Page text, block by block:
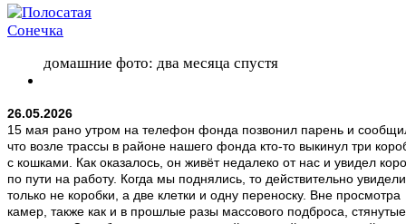
домашние фото: два месяца спустя
26.05.2026
15 мая рано утром на телефон фонда позвонил парень и
что возле трассы в районе нашего фонда кто-то выкинул три
с кошками. Как оказалось, он живёт недалеко от нас и увидел
по пути на работу. Когда мы поднялись, то действительно
только не коробки, а две клетки и одну переноску. Вне просмотра
камер, также как и в прошлые разы массового подброса, стянутые